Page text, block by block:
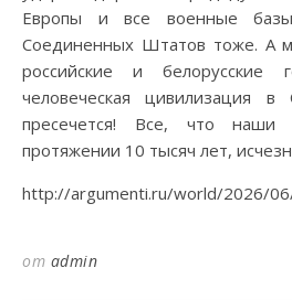
Европы и все военные
Соединенных Штатов тоже. А
российские и
человеческая цивилизация в
пресечется! Все, что наши
протяжении 10 тысяч лет,
http://argumenti.ru/world/2026/
от admin